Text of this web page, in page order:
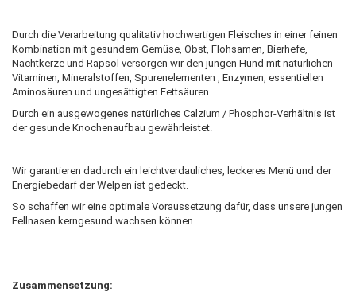
Durch die Verarbeitung qualitativ hochwertigen Fleisches in einer feinen
Kombination mit gesundem Gemüse, Obst, Flohsamen, Bierhefe,
Nachtkerze und Rapsöl versorgen wir den jungen Hund mit natürlichen
Vitaminen, Mineralstoffen, Spurenelementen , Enzymen, essentiellen
Aminosäuren und ungesättigten Fettsäuren.
Durch ein ausgewogenes natürliches Calzium / Phosphor-Verhältnis ist
der gesunde Knochenaufbau gewährleistet.
Wir garantieren dadurch ein leichtverdauliches, leckeres Menü und der
Energiebedarf der Welpen ist gedeckt.
So schaffen wir eine optimale Voraussetzung dafür, dass unsere jungen
Fellnasen kerngesund wachsen können.
Zusammensetzung: